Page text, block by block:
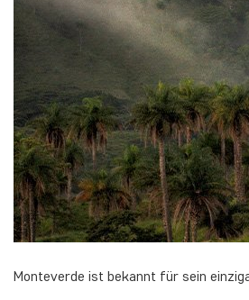
Monteverde ist bekannt für sein